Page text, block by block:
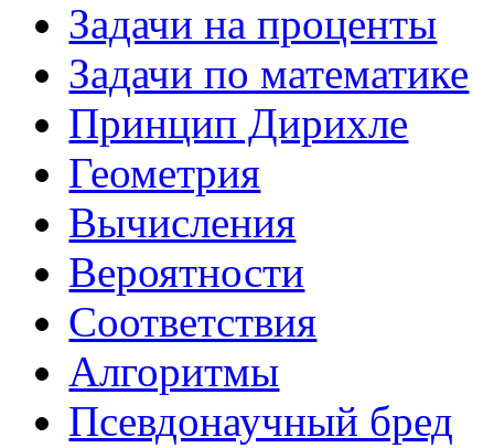
Задачи на проценты
Задачи по математике
Принцип Дирихле
Геометрия
Вычисления
Вероятности
Соответствия
Алгоритмы
Псевдонаучный бред